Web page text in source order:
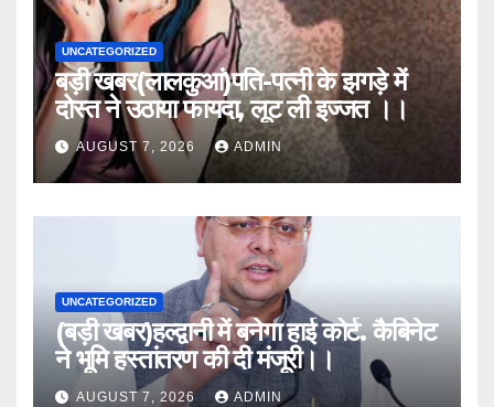
UNCATEGORIZED
बड़ी खबर(लालकुआं)पति-पत्नी के झगड़े में
दोस्त ने उठाया फायदा, लूट ली इज्जत ।।
AUGUST 7, 2026 ADMIN
UNCATEGORIZED
(बड़ी खबर)हल्द्वानी में बनेगा हाई कोर्ट. कैबिनेट
ने भूमि हस्तांतरण की दी मंजूरी।।
AUGUST 7, 2026 ADMIN